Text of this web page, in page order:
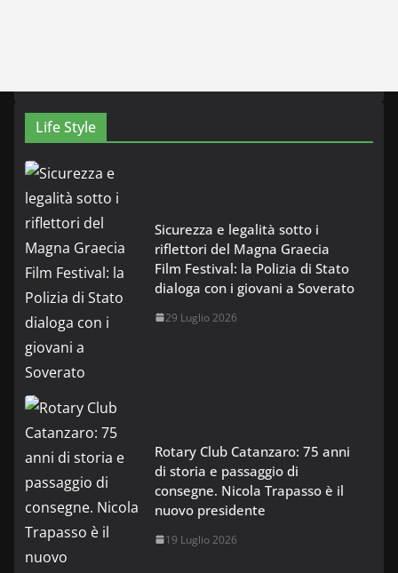
Life Style
Sicurezza e legalità sotto i
riflettori del Magna Graecia
Film Festival: la Polizia di Stato
dialoga con i giovani a Soverato
29 Luglio 2026
Rotary Club Catanzaro: 75 anni
di storia e passaggio di
consegne. Nicola Trapasso è il
nuovo presidente
19 Luglio 2026